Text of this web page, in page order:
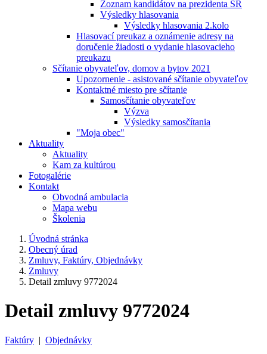
Zoznam kandidátov na prezidenta SR
Výsledky hlasovania
Výsledky hlasovania 2.kolo
Hlasovací preukaz a oznámenie adresy na
doručenie žiadosti o vydanie hlasovacieho
preukazu
Sčítanie obyvateľov, domov a bytov 2021
Upozornenie - asistované sčítanie obyvateľov
Kontaktné miesto pre sčítanie
Samosčítanie obyvateľov
Výzva
Výsledky samosčítania
"Moja obec"
Aktuality
Aktuality
Kam za kultúrou
Fotogalérie
Kontakt
Obvodná ambulacia
Mapa webu
Školenia
Úvodná stránka
Obecný úrad
Zmluvy, Faktúry, Objednávky
Zmluvy
Detail zmluvy 9772024
Detail zmluvy 9772024
Faktúry | Objednávky